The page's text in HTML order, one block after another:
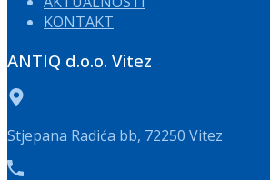
KONTAKT
ANTIQ d.o.o. Vitez
Stjepana Radića bb, 72250 Vitez